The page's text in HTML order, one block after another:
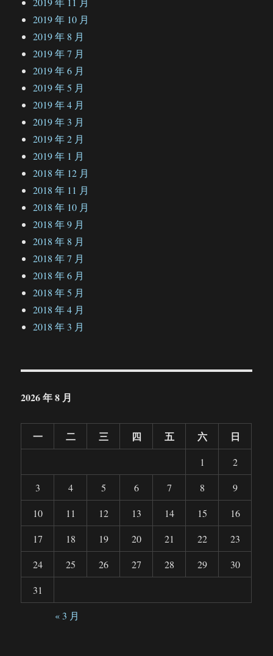
2019 年 10 月
2019 年 8 月
2019 年 7 月
2019 年 6 月
2019 年 5 月
2019 年 4 月
2019 年 3 月
2019 年 2 月
2019 年 1 月
2018 年 12 月
2018 年 11 月
2018 年 10 月
2018 年 9 月
2018 年 8 月
2018 年 7 月
2018 年 6 月
2018 年 5 月
2018 年 4 月
2018 年 3 月
2026 年 8 月
一 二 三 四 五 六 日
1
2
3
4 5 6 7 8
9
10
11 12 13 14 15
16
17
18 19 20 21 22
23
24
25 26 27 28 29
30
31
« 3 月